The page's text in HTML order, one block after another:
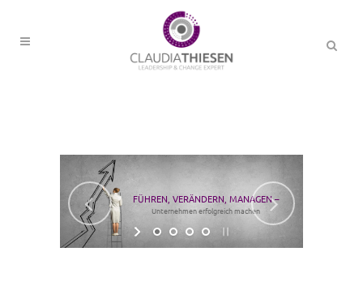
FÜHREN, VERÄNDERN, MANAGEN –
Unternehmen erfolgreich machen